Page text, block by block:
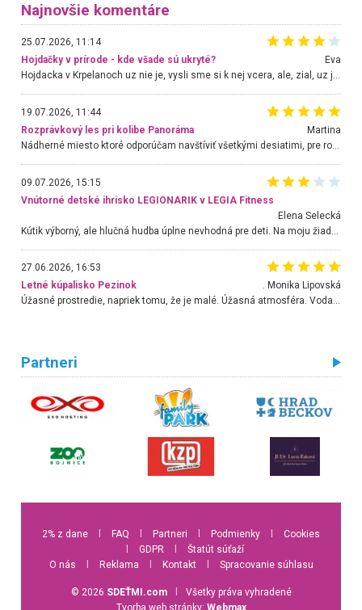
Najnovšie komentáre
25.07.2026, 11:14
Hojdačky v prírode - kde všade sú ukryté?
Eva
Hojdacka v Krpelanoch uz nie je, vysli sme si k nej vcera, ale, zial, uz je znicena. Ak sem planujete cestu len kvoli hojdacke, mozete si ju usetrit. Krasny vyhlad je tu vsak aj bez hojdacky :-)
19.07.2026, 11:44
Rozprávkový les pri kolibe Panoráma
Martina
Nádherné miesto ktoré odporúčam navštíviť všetkými desiatimi, pre rodiny s deťmi, dôchodcom... Proste a jednoducho ozaj rozprávkový les.. určite ešte prídeme. Odniesli sme si na pamiatku krásne tričká,
09.07.2026, 15:15
Vnútorné detské ihrisko LEGIONARIK v LEGIA Fitness
Elena Selecká
27.06.2026, 16:53
Letné kúpalisko Pezinok
. Monika Lipovská
Úžasné prostredie, napriek tomu, že je malé. Úžasná atmosféra. Voda fantastická a nádherná. Ľudí je pomerne veľa, ale su mili a ohľaduplní. Je veľmi zaujímavé sledovať, ako dokážu spolu športovať cudzí ľudia a bez ohľadu na vek. Vládne tu pohoda. Vnuka neviem dostať z vody. Ďakujem za krásny deň . Urcite sa sem vrátim. Jediný problém je s parkovaním, ale aj ten sa mi podarilo vyriešiť. Monika Bratislava
Partneri
2% z dane FAQ Partneri Podmienky
Cookies
GDPR
Štatút súťaží
O nás
Reklama Kontakt Spracovanie súhlasu
© 2026 SDEŤMI.com
Všetky práva vyhradené
Tvorba web stránky: Webmax